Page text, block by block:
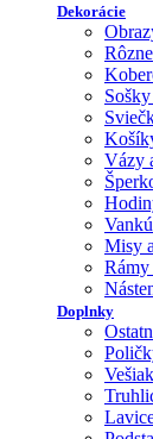
Dekorácie
Rôzne
Vázy
Misy
Doplnky